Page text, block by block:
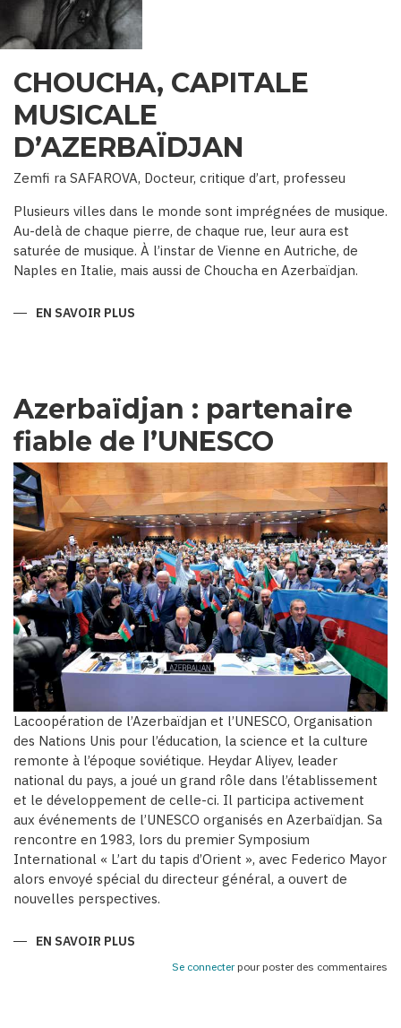
CHOUCHA, CAPITALE
MUSICALE
D’AZERBAÏDJAN
Zemfi ra SAFAROVA, Docteur, critique d’art, professeu
Plusieurs villes dans le monde sont imprégnées de musique.
Au-delà de chaque pierre, de chaque rue, leur aura est
saturée de musique. À l’instar de Vienne en Autriche, de
Naples en Italie, mais aussi de Choucha en Azerbaïdjan.
EN SAVOIR PLUS
Azerbaïdjan : partenaire
fiable de l’UNESCO
Lacoopération de l’Azerbaïdjan et l’UNESCO, Organisation
des Nations Unis pour l’éducation, la science et la culture
remonte à l’époque soviétique. Heydar Aliyev, leader
national du pays, a joué un grand rôle dans l’établissement
et le développement de celle-ci. Il participa activement
aux événements de l’UNESCO organisés en Azerbaïdjan. Sa
rencontre en 1983, lors du premier Symposium
International « L’art du tapis d’Orient », avec Federico Mayor
alors envoyé spécial du directeur général, a ouvert de
nouvelles perspectives.
EN SAVOIR PLUS
Se connecterpour poster des commentaires